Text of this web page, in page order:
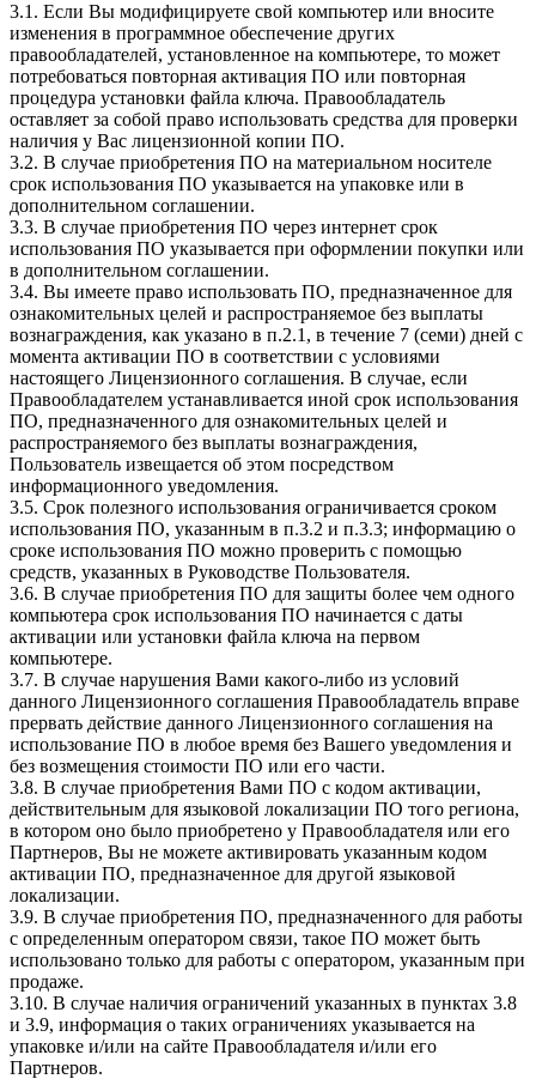
3.1. Если Вы модифицируете свой компьютер или вносите
изменения в программное обеспечение других
правообладателей, установленное на компьютере, то может
потребоваться повторная активация ПО или повторная
процедура установки файла ключа. Правообладатель
оставляет за собой право использовать средства для проверки
наличия у Вас лицензионной копии ПО.
3.2. В случае приобретения ПО на материальном носителе
срок использования ПО указывается на упаковке или в
дополнительном соглашении.
3.3. В случае приобретения ПО через интернет срок
использования ПО указывается при оформлении покупки или
в дополнительном соглашении.
3.4. Вы имеете право использовать ПО, предназначенное для
ознакомительных целей и распространяемое без выплаты
вознаграждения, как указано в п.2.1, в течение 7 (семи) дней с
момента активации ПО в соответствии с условиями
настоящего Лицензионного соглашения. В случае, если
Правообладателем устанавливается иной срок использования
ПО, предназначенного для ознакомительных целей и
распространяемого без выплаты вознаграждения,
Пользователь извещается об этом посредством
информационного уведомления.
3.5. Срок полезного использования ограничивается сроком
использования ПО, указанным в п.3.2 и п.3.3; информацию о
сроке использования ПО можно проверить с помощью
средств, указанных в Руководстве Пользователя.
3.6. В случае приобретения ПО для защиты более чем одного
компьютера срок использования ПО начинается с даты
активации или установки файла ключа на первом
компьютере.
3.7. В случае нарушения Вами какого-либо из условий
данного Лицензионного соглашения Правообладатель вправе
прервать действие данного Лицензионного соглашения на
использование ПО в любое время без Вашего уведомления и
без возмещения стоимости ПО или его части.
3.8. В случае приобретения Вами ПО с кодом активации,
действительным для языковой локализации ПО того региона,
в котором оно было приобретено у Правообладателя или его
Партнеров, Вы не можете активировать указанным кодом
активации ПО, предназначенное для другой языковой
локализации.
3.9. В случае приобретения ПО, предназначенного для работы
с определенным оператором связи, такое ПО может быть
использовано только для работы с оператором, указанным при
продаже.
3.10. В случае наличия ограничений указанных в пунктах 3.8
и 3.9, информация о таких ограничениях указывается на
упаковке и/или на сайте Правообладателя и/или его
Партнеров.